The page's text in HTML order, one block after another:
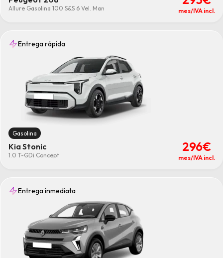
Allure Gasolina 100 S&S 6 Vel. Man mes/IVA incl.
Entrega rápida
Gasolina
Kia Stonic
1.0 T-GDi Concept
296€
mes/IVA incl.
Entrega inmediata